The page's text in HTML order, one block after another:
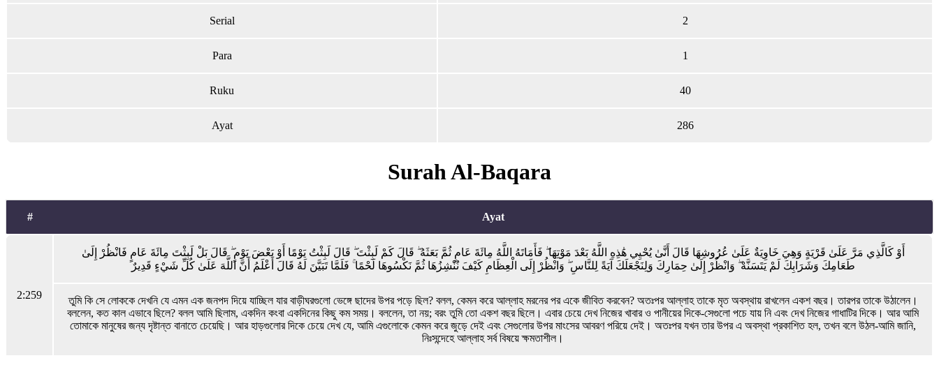
Serial 2
Para 1
Ruku 40
Ayat 286
Surah Al-Baqara
# Ayat
2:259
أَوْ كَالَّذِي مَرَّ عَلَىٰ قَرْيَةٍ وَهِيَ خَاوِيَةٌ عَلَىٰ عُرُوشِهَا قَالَ أَنَّىٰ يُحْيِي هَٰذِهِ اللَّهُ بَعْدَ مَوْتِهَا ۖ فَأَمَاتَهُ اللَّهُ مِائَةَ عَامٍ ثُمَّ بَعَثَهُ ۖ قَالَ كَمْ لَبِثْتَ ۖ قَالَ لَبِثْتُ يَوْمًا أَوْ بَعْضَ يَوْمٍ ۖ قَالَ بَلْ لَبِثْتَ مِائَةَ عَامٍ فَانْظُرْ إِلَىٰ
طَعَامِكَ وَشَرَابِكَ لَمْ يَتَسَنَّهْ ۖ وَانْظُرْ إِلَىٰ حِمَارِكَ وَلِنَجْعَلَكَ آيَةً لِلنَّاسِ ۖ وَانْظُرْ إِلَى الْعِظَامِ كَيْفَ نُنْشِزُهَا ثُمَّ نَكْسُوهَا لَحْمًا ۚ فَلَمَّا تَبَيَّنَ لَهُ قَالَ أَعْلَمُ أَنَّ اللَّهَ عَلَىٰ كُلِّ شَيْءٍ قَدِيرٌ
তুমি কি সে লোককে দেখনি যে এমন এক জনপদ দিয়ে যাচ্ছিল যার বাড়ীঘরগুলো ভেঙ্গে ছাদের উপর পড়ে ছিল? বলল, কেমন করে আল্লাহ মরনের পর একে জীবিত করবেন? অতঃপর আল্লাহ তাকে মৃত অবস্থায় রাখলেন একশ বছর। তারপর তাকে উঠালেন।
বললেন, কত কাল এভাবে ছিলে? বলল আমি ছিলাম, একদিন কংবা একদিনের কিছু কম সময়। বললেন, তা নয়; বরং তুমি তো একশ বছর ছিলে। এবার চেয়ে দেখ নিজের খাবার ও পানীয়ের দিকে-সেগুলো পচে যায় নি এবং দেখ নিজের গাধাটির দিকে। আর আমি
তোমাকে মানুষের জন্য দৃষ্টান্ত বানাতে চেয়েছি। আর হাড়গুলোর দিকে চেয়ে দেখ যে, আমি এগুলোকে কেমন করে জুড়ে দেই এবং সেগুলোর উপর মাংসের আবরণ পরিয়ে দেই। অতঃপর যখন তার উপর এ অবস্থা প্রকাশিত হল, তখন বলে উঠল-আমি জানি,
নিঃসন্দেহে আল্লাহ সর্ব বিষয়ে ক্ষমতাশীল।